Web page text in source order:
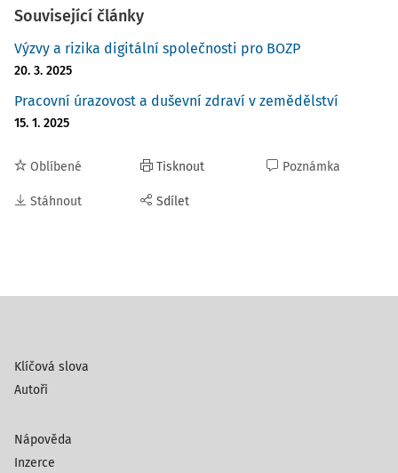
Související články
Výzvy a rizika digitální společnosti pro BOZP
20. 3. 2025
Pracovní úrazovost a duševní zdraví v zemědělství
15. 1. 2025
Oblíbené
Stáhnout
Tisknout
Sdílet
Poznámka
Klíčová slova
Autoři
Nápověda
Inzerce